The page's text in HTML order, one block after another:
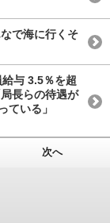
で海に行くそ
与 3.5％を超
長らの待遇が
ている」
次へ